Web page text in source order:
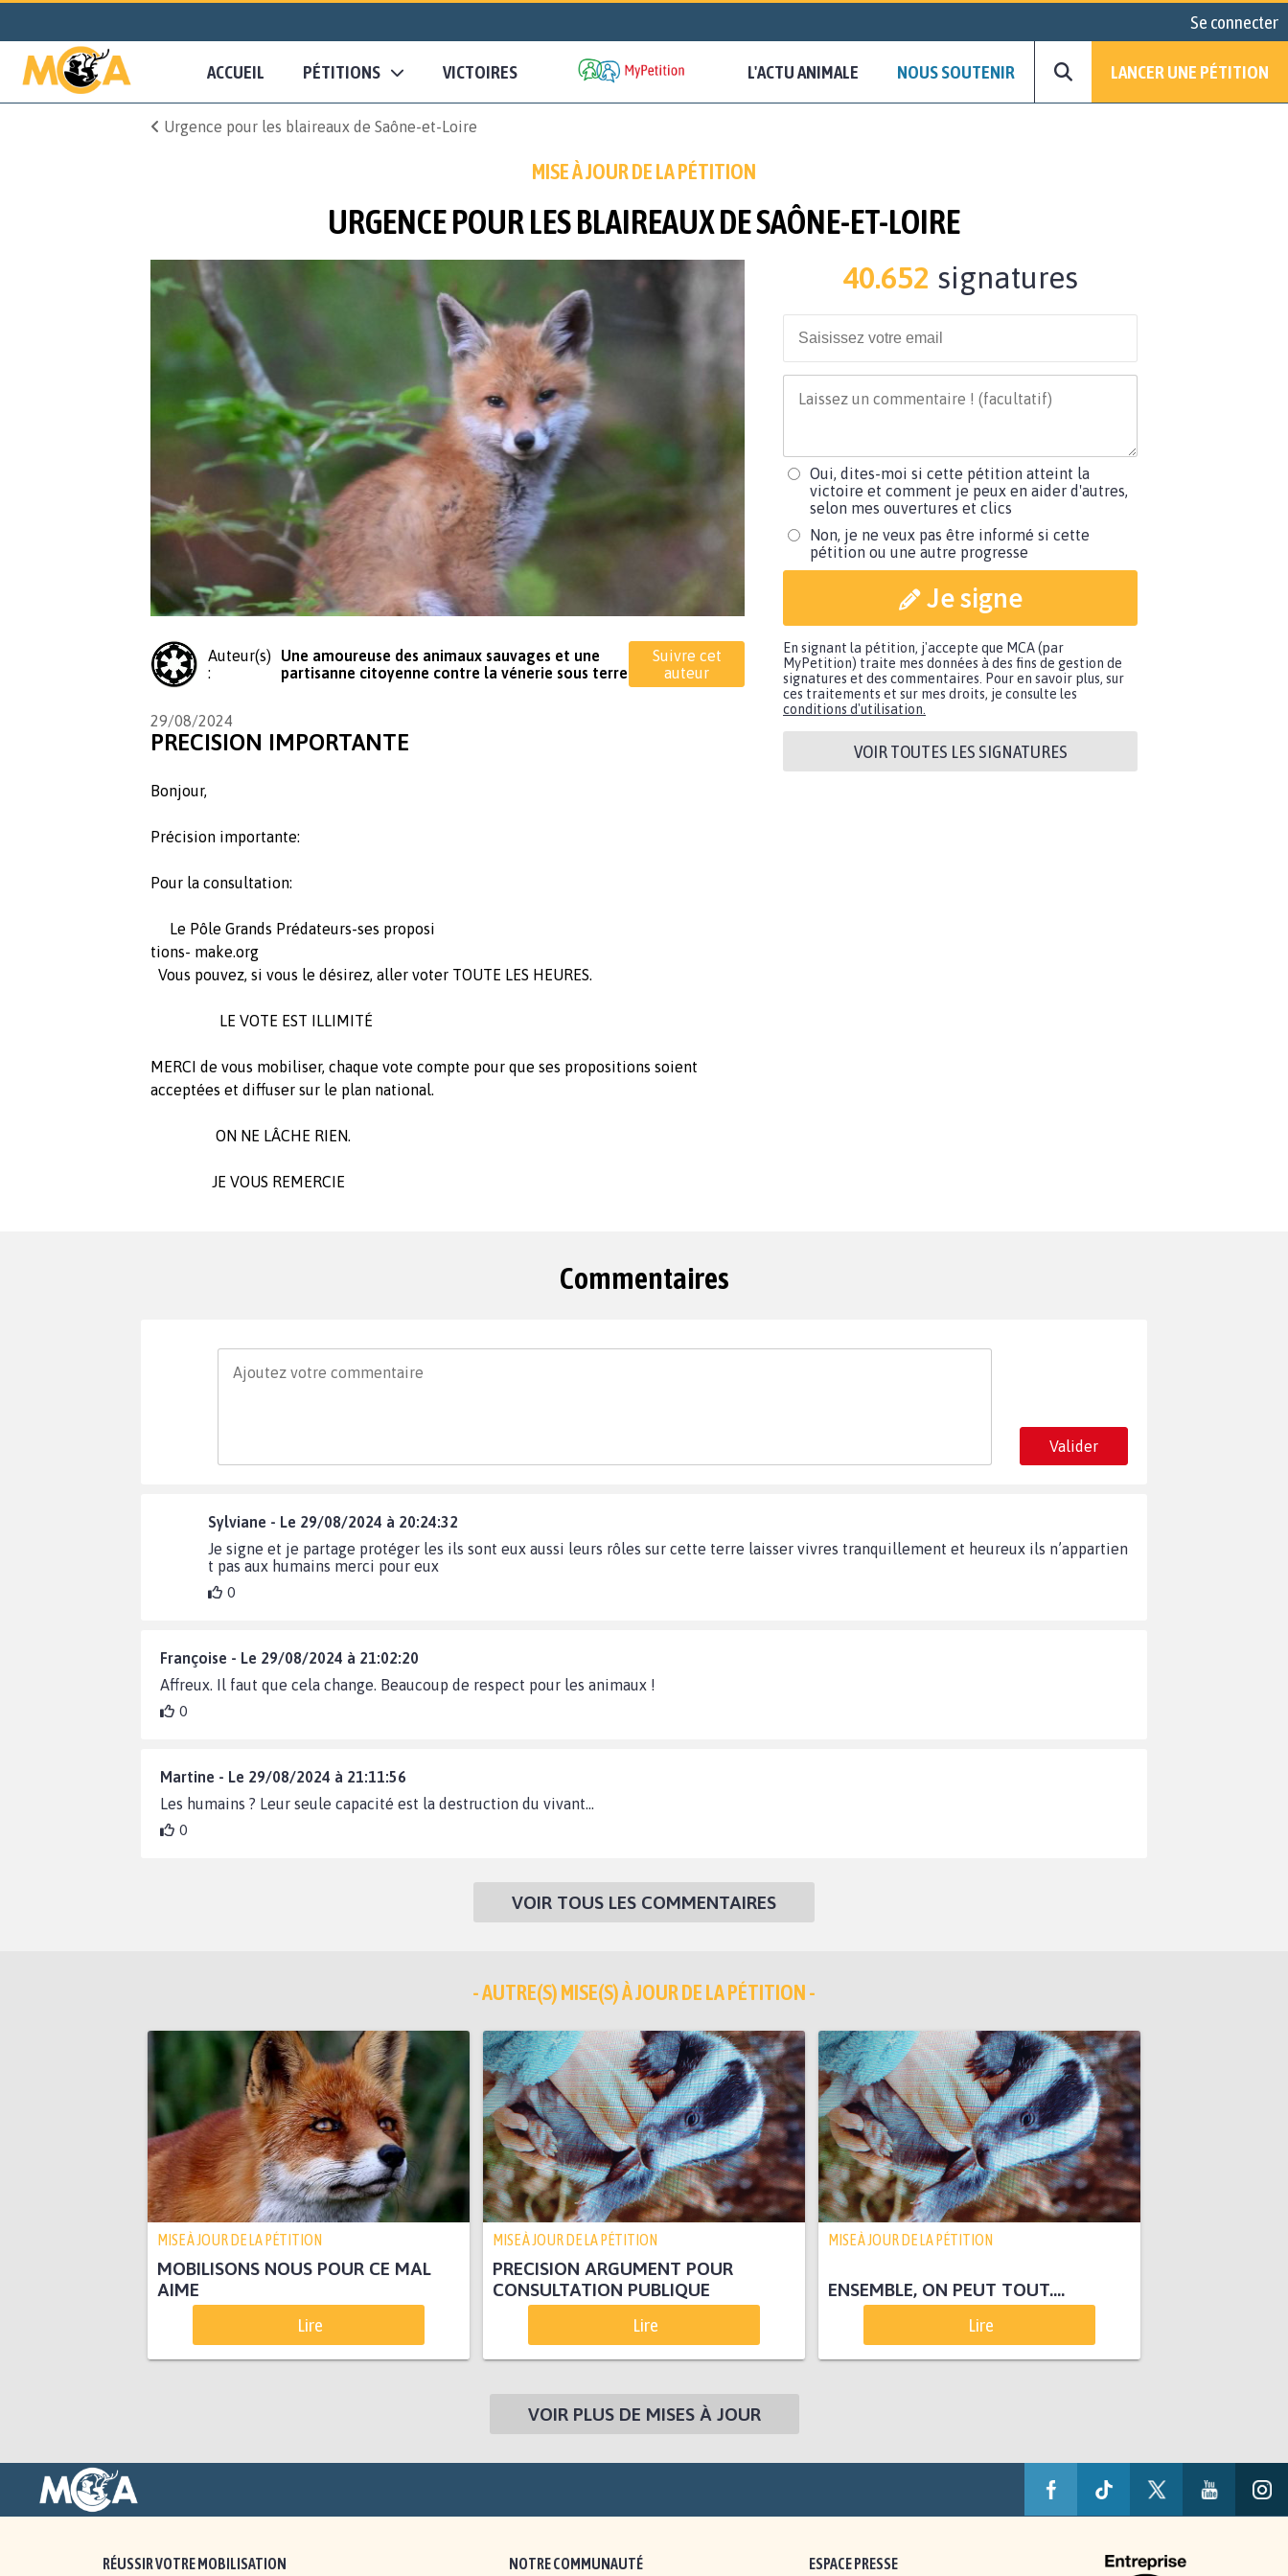
Se connecter
ACCUEIL PÉTITIONS VICTOIRES L'ACTU ANIMALE NOUS SOUTENIR LANCER UNE PÉTITION
Urgence pour les blaireaux de Saône-et-Loire
MISE À JOUR DE LA PÉTITION
URGENCE POUR LES BLAIREAUX DE SAÔNE-ET-LOIRE
Auteur(s)
:
Une amoureuse des animaux sauvages et une
partisanne citoyenne contre la vénerie sous terre
Suivre cet
auteur
29/08/2024
PRECISION IMPORTANTE
Bonjour,
Précision importante:
Pour la consultation:
Le Pôle Grands Prédateurs-ses proposi
tions- make.org
Vous pouvez, si vous le désirez, aller voter TOUTE LES HEURES.
LE VOTE EST ILLIMITÉ
MERCI de vous mobiliser, chaque vote compte pour que ses propositions soient
acceptées et diffuser sur le plan national.
ON NE LÂCHE RIEN.
JE VOUS REMERCIE
40.652 signatures
Oui, dites-moi si cette pétition atteint la
victoire et comment je peux en aider d'autres,
selon mes ouvertures et clics
Non, je ne veux pas être informé si cette
pétition ou une autre progresse
Je signe
En signant la pétition, j'accepte que MCA (par
MyPetition) traite mes données à des fins de gestion de
signatures et des commentaires. Pour en savoir plus, sur
ces traitements et sur mes droits, je consulte les
conditions d'utilisation.
VOIR TOUTES LES SIGNATURES
Commentaires
Valider
Sylviane - Le 29/08/2024 à 20:24:32
Je signe et je partage protéger les ils sont eux aussi leurs rôles sur cette terre laisser vivres tranquillement et heureux ils n’appartien
t pas aux humains merci pour eux
0
Françoise - Le 29/08/2024 à 21:02:20
Affreux. Il faut que cela change. Beaucoup de respect pour les animaux !
0
Martine - Le 29/08/2024 à 21:11:56
Les humains ? Leur seule capacité est la destruction du vivant...
0
VOIR TOUS LES COMMENTAIRES
- AUTRE(S) MISE(S) À JOUR DE LA PÉTITION -
MISE À JOUR DE LA PÉTITION
MOBILISONS NOUS POUR CE MAL
AIME
Lire
MISE À JOUR DE LA PÉTITION
PRECISION ARGUMENT POUR
CONSULTATION PUBLIQUE
Lire
MISE À JOUR DE LA PÉTITION
ENSEMBLE, ON PEUT TOUT....
Lire
VOIR PLUS DE MISES À JOUR
RÉUSSIR VOTRE MOBILISATION NOTRE COMMUNAUTÉ ESPACE PRESSE